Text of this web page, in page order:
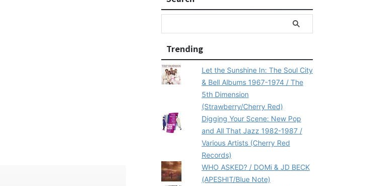
Trending
Let the Sunshine In: The Soul City
& Bell Albums 1967-1974 / The
5th Dimension
(Strawberry/Cherry Red)
Digging Your Scene: New Pop
and All That Jazz 1982-1987 /
Various Artists (Cherry Red
Records)
WHO ASKED? / DOMi & JD BECK
(APESHIT/Blue Note)